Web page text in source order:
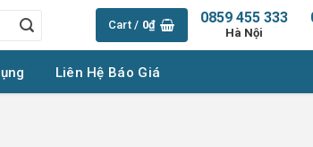
Cart / 0₫ 0859 455 333
Hà Nội
Liên Hệ Báo Giá